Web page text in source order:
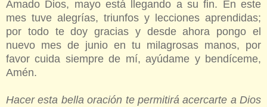
Amado Dios, mayo está llegando a su fin. En este
mes tuve alegrías, triunfos y lecciones aprendidas;
por todo te doy gracias y desde ahora pongo el
nuevo mes de junio en tu milagrosas manos, por
favor cuida siempre de mí, ayúdame y bendíceme,
Amén.
Hacer esta bella oración te permitirá acercarte a Dios